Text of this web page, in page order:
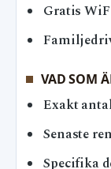
Gratis
VAD SOM
Exakt
Senaste
Specifika